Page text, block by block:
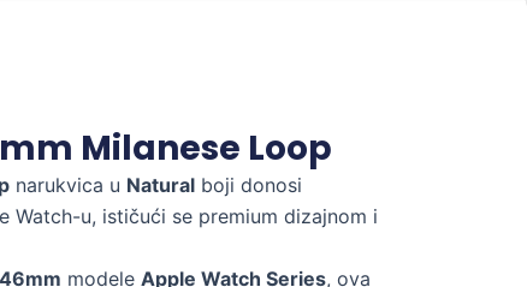
Milanese Loop
narukvica u Natural boji donosi
Watch-u, ističući se premium dizajnom i
46mm modele Apple Watch Series, ova